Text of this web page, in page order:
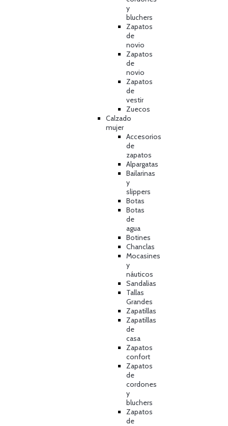
y
bluchers
Zapatos
de
novio
Zapatos
de
novio
Zapatos
de
vestir
Zuecos
Calzado
mujer
Accesorios
de
zapatos
Alpargatas
Bailarinas
y
slippers
Botas
Botas
de
agua
Botines
Chanclas
Mocasines
y
náuticos
Sandalias
Tallas
Grandes
Zapatillas
Zapatillas
de
casa
Zapatos
confort
Zapatos
de
cordones
y
bluchers
Zapatos
de